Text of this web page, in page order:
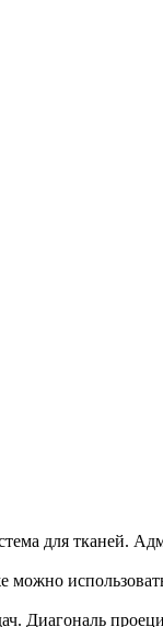
для тканей.
Диагональ